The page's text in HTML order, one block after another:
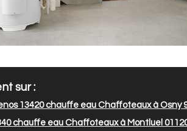
sur :
13420chauffe eau Chaffoteaux à Osny
chauffe eau Chaffoteaux à Montluel